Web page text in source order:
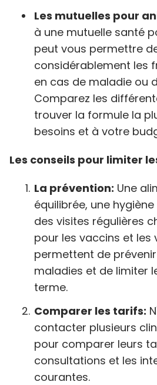
Les mutuelles pour
à une mutuelle santé
peut vous permettre
considérablement les
en cas de maladie ou
Comparez les
trouver la formule la
besoins et à votre
Les conseils pour limiter
La prévention: Une
équilibrée, une
des visites régulières
pour les vaccins et les
permettent de
maladies et de limiter
terme.
Comparer les tarifs:
contacter plusieurs
pour comparer leurs
consultations et les
courantes.